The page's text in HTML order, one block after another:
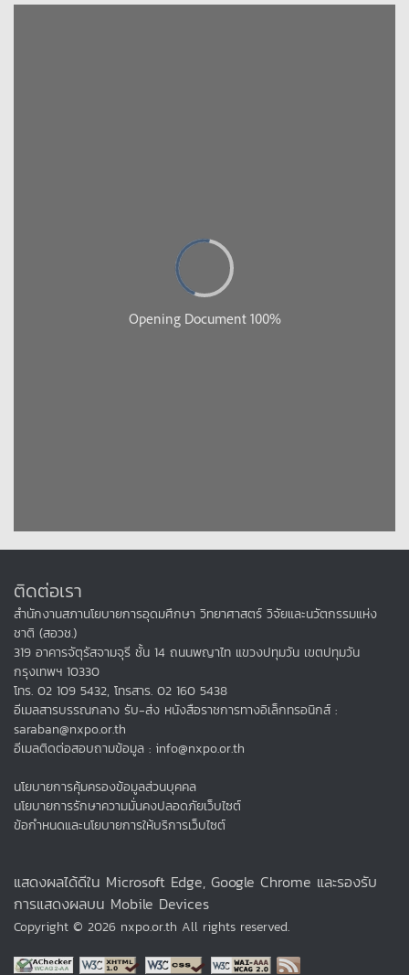
ติดต่อเรา
สำนักงานสภานโยบายการอุดมศึกษา วิทยาศาสตร์ วิจัยและนวัตกรรมแห่ง
ชาติ (สอวช.)
319 อาคารจัตุรัสจามจุรี ชั้น 14 ถนนพญาไท แขวงปทุมวัน เขตปทุมวัน
กรุงเทพฯ 10330
โทร. 02 109 5432, โทรสาร. 02 160 5438
อีเมลสารบรรณกลาง รับ-ส่ง หนังสือราชการทางอิเล็กทรอนิกส์ :
saraban@nxpo.or.th
อีเมลติดต่อสอบถามข้อมูล : info@nxpo.or.th
นโยบายการคุ้มครองข้อมูลส่วนบุคคล
นโยบายการรักษาความมั่นคงปลอดภัยเว็บไซต์
ข้อกำหนดและนโยบายการให้บริการเว็บไซต์
แสดงผลได้ดีใน Microsoft Edge, Google Chrome และรองรับ
การแสดงผลบน Mobile Devices
Copyright © 2026 nxpo.or.th All rights reserved.